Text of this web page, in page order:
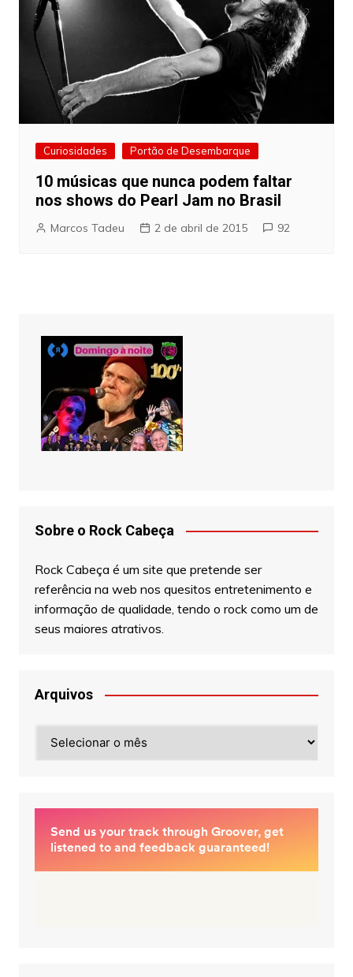
Curiosidades Portão de Desembarque
10 músicas que nunca podem faltar
nos shows do Pearl Jam no Brasil
Marcos Tadeu 2 de abril de 2015 92
Sobre o Rock Cabeça
Rock Cabeça é um site que pretende ser
referência na web nos quesitos entretenimento e
informação de qualidade, tendo o rock como um de
seus maiores atrativos.
Arquivos